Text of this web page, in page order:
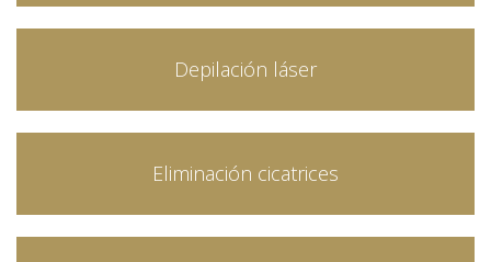
Depilación láser
Eliminación cicatrices